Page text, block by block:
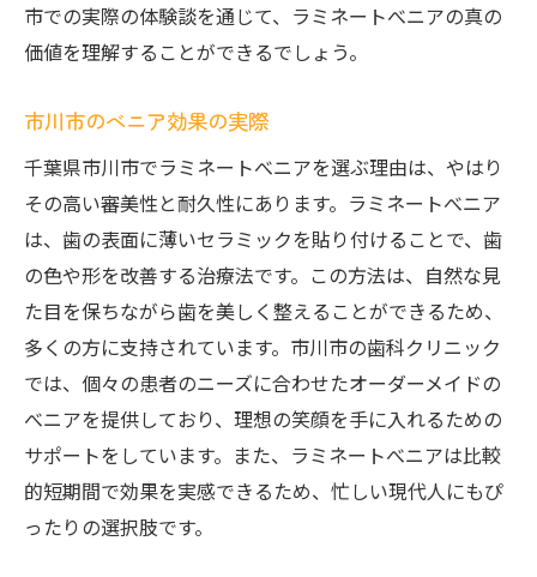
市での実際の体験談を通じて、ラミネートべニアの真の
価値を理解することができるでしょう。
市川市のべニア効果の実際
千葉県市川市でラミネートべニアを選ぶ理由は、やはり
その高い審美性と耐久性にあります。ラミネートべニア
は、歯の表面に薄いセラミックを貼り付けることで、歯
の色や形を改善する治療法です。この方法は、自然な見
た目を保ちながら歯を美しく整えることができるため、
多くの方に支持されています。市川市の歯科クリニック
では、個々の患者のニーズに合わせたオーダーメイドの
べニアを提供しており、理想の笑顔を手に入れるための
サポートをしています。また、ラミネートべニアは比較
的短期間で効果を実感できるため、忙しい現代人にもぴ
ったりの選択肢です。